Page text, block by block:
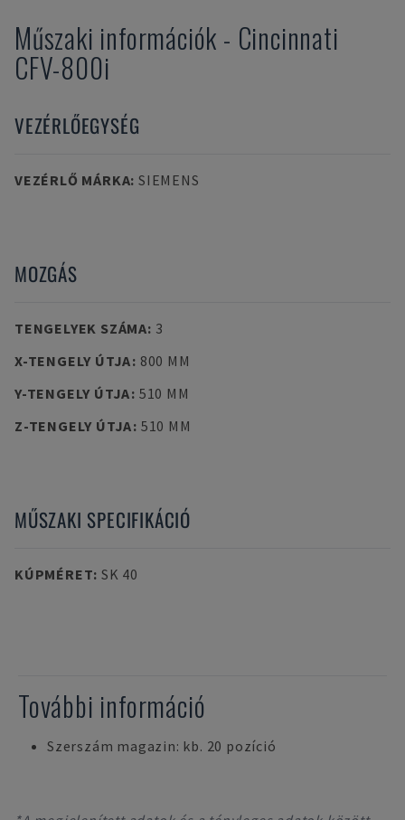
Műszaki információk - Cincinnati
CFV-800i
VEZÉRLŐEGYSÉG
VEZÉRLŐ MÁRKA: SIEMENS
MOZGÁS
TENGELYEK SZÁMA: 3
X-TENGELY ÚTJA: 800 MM
Y-TENGELY ÚTJA: 510 MM
Z-TENGELY ÚTJA: 510 MM
MŰSZAKI SPECIFIKÁCIÓ
KÚPMÉRET: SK 40
További információ
Szerszám magazin: kb. 20 pozíció